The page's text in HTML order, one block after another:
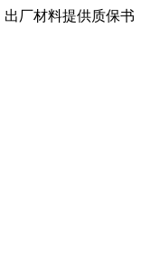
厂材料提供质保书